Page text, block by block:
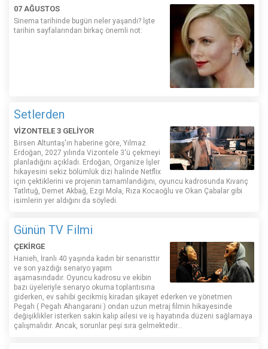
07 AĞUSTOS
Sinema tarihinde bugün neler yaşandı? İşte
tarihin sayfalarından birkaç önemli not:
Setlerden
VİZONTELE 3 GELİYOR
Birsen Altuntaş'ın haberine göre, Yılmaz
Erdoğan, 2027 yılında Vizontele 3'ü çekmeyi
planladığını açıkladı. Erdoğan, Organize İşler
hikayesini sekiz bölümlük dizi halinde Netflix
için çektiklerini ve projenin tamamlandığını, oyuncu kadrosunda Kıvanç
Tatlıtuğ, Demet Akbağ, Ezgi Mola, Rıza Kocaoğlu ve Okan Çabalar gibi
isimlerin yer aldığını da söyledi.
Günün TV Filmi
ÇEKİRGE
Hanieh, İranlı 40 yaşında kadın bir senaristtir
ve son yazdığı senaryo yapım
aşamasındadır. Oyuncu kadrosu ve ekibin
bazı üyeleriyle senaryo okuma toplantısına
giderken, ev sahibi gecikmiş kiradan şikayet ederken ve yönetmen
Pegah ( Pegah Ahangarani ) ondan uzun metraj filmin hikayesinde
değişiklikler isterken sakin kalıp ailesi ve iş hayatında düzeni sağlamaya
çalışmalıdır. Ancak, sorunlar peşi sıra gelmektedir...